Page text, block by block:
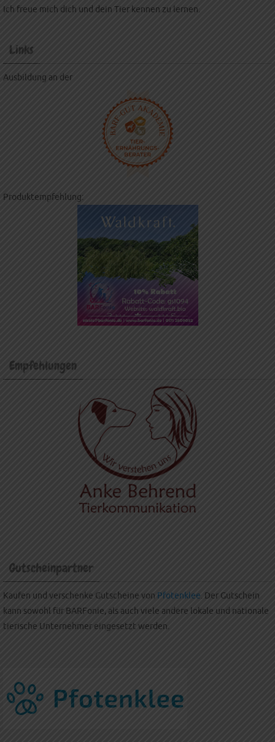
Ich freue mich dich und dein Tier kennen zu lernen.
Links
Ausbildung an der
Produktempfehlung:
Empfehlungen
Gutscheinpartner
Kaufen und verschenke Gutscheine von Pfotenklee. Der Gutschein
kann sowohl für BARFonie, als auch viele andere lokale und nationale
tierische Unternehmer eingesetzt werden.